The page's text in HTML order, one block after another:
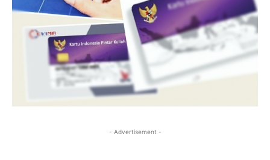
- Advertisement -